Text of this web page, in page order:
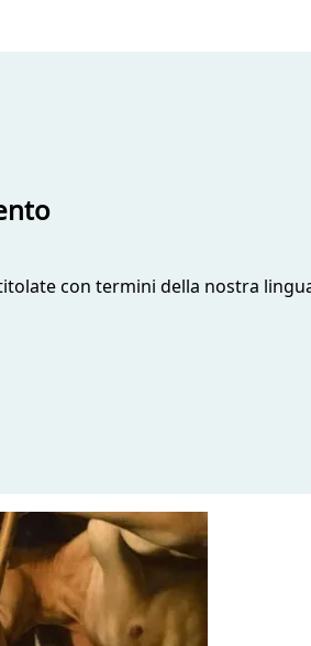
con termini della nostra